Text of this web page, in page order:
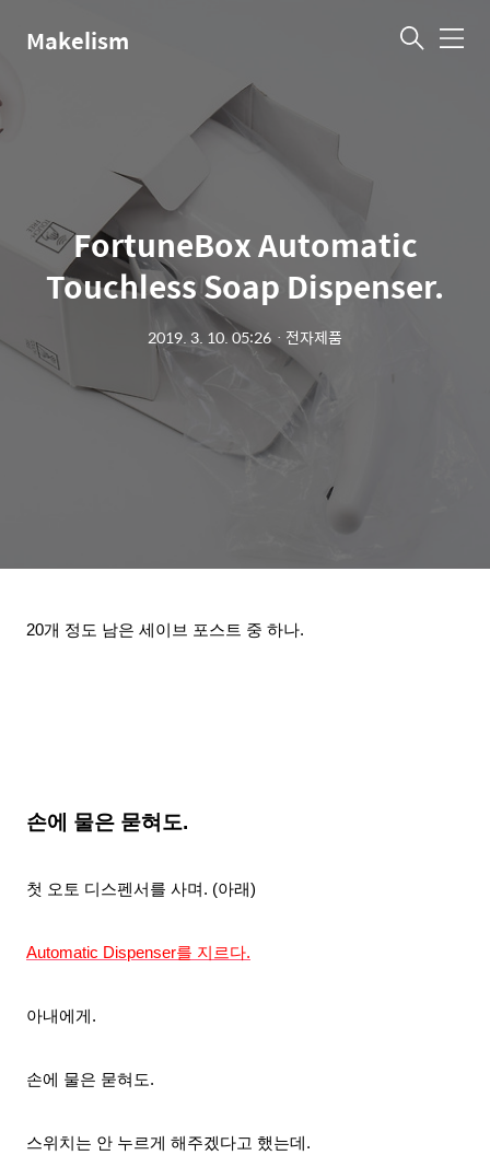
Makelism 메
FortuneBox Automatic
Touchless Soap Dispenser.
2019. 3. 10. 05:26 ㆍ 전자제품
20개 정도 남은 세이브 포스트 중 하나.
손에 물은 묻혀도.
첫 오토 디스펜서를 사며. (아래)
Automatic Dispenser를 지르다.
아내에게.
손에 물은 묻혀도.
스위치는 안 누르게 해주겠다고 했는데.